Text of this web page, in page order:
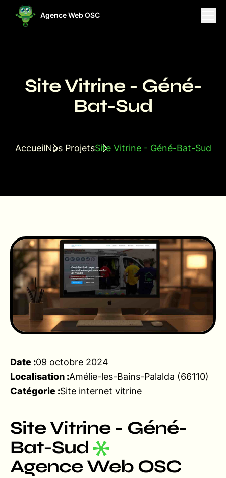
Agence Web OSC
Site Vitrine - Géné-
Bat-Sud
AccueilNos ProjetsSite Vitrine - Géné-Bat-Sud
Date :09 octobre 2024
Localisation :Amélie-les-Bains-Palalda (66110)
Catégorie :Site internet vitrine
Site Vitrine - Géné-
Bat-Sud
Agence Web OSC